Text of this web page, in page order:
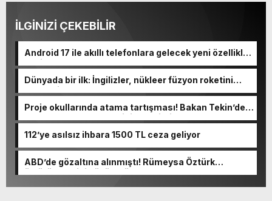
İLGİNİZİ ÇEKEBİLİR
Android 17 ile akıllı telefonlara gelecek yeni özellikler
belli oldu
Dünyada bir ilk: İngilizler, nükleer füzyon roketini
ateşledi
Proje okullarında atama tartışması! Bakan Tekin’den
“Sıkıntı yaşanmaması için takvimi erken başlattık”
112’ye asılsız ihbara 1500 TL ceza geliyor
ABD’de gözaltına alınmıştı! Rümeysa Öztürk
öldürüleceğini düşünmüş